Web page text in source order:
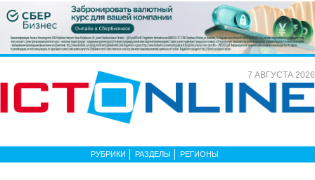
7 АВГУСТА 2026
РУБРИКИ РАЗДЕЛЫ РЕГИОНЫ